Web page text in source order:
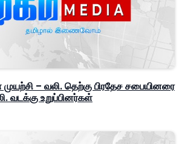
– வலி. தெற்கு பிரதேச சபையினரை
வடக்கு உறுப்பினர்கள்